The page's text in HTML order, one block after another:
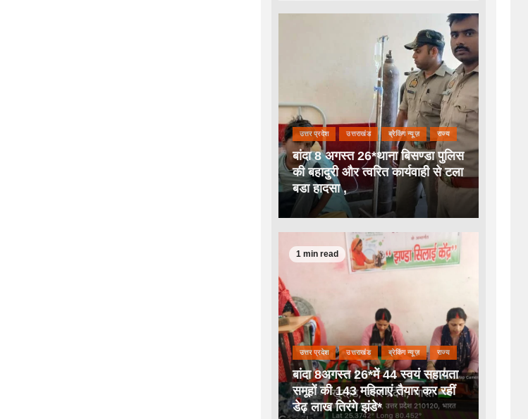
उत्तर प्रदेश उत्तराखंड ब्रेकिंग न्यूज़ राज्य
बांदा 8 अगस्त 26*थाना बिसण्डा पुलिस
की बहादुरी और त्वरित कार्यवाही से टला
बडा हादसा ,
1 min read
उत्तर प्रदेश उत्तराखंड ब्रेकिंग न्यूज़ राज्य
बांदा 8अगस्त 26*में 44 स्वयं सहायता
समूहों की 143 महिलाएं तैयार कर रहीं
डेढ़ लाख तिरंगे झंडे*